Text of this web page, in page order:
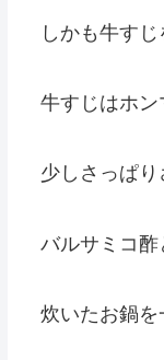
しかも牛すじ
牛すじはホン
少しさっぱり
バルサミコ酢
炊いたお鍋を